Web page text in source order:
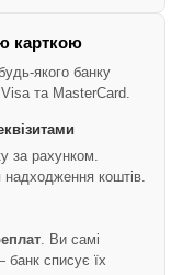
карткою
якого банку
та MasterCard.
за рахунком.
надходження коштів.
. Ви самі
банк списує їх